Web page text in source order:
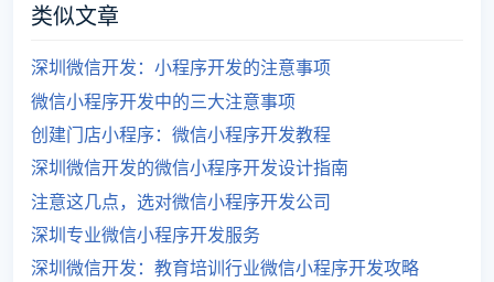
类似文章
深圳微信开发：小程序开发的注意事项
微信小程序开发中的三大注意事项
创建门店小程序：微信小程序开发教程
深圳微信开发的微信小程序开发设计指南
注意这几点，选对微信小程序开发公司
深圳专业微信小程序开发服务
深圳微信开发：教育培训行业微信小程序开发攻略